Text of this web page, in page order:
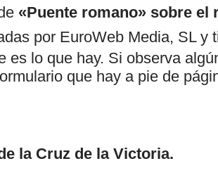
«Puente romano» sobre el
por EuroWeb Media, SL y
es lo que hay. Si observa
que hay a pie de
la Cruz de la Victoria.